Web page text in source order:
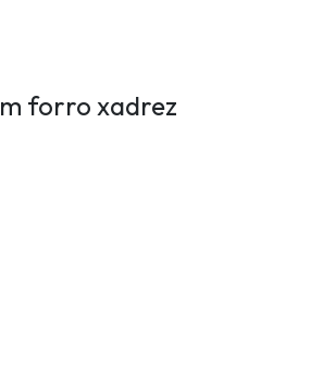
forro xadrez